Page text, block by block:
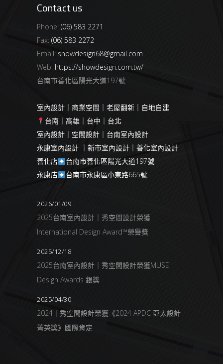
Contact us
Phone: (06) 583 2271
Fax: (06) 583 2272
Email: showdesign68@gmail.com
Web: https://showdesign.com.tw/
台南市善化區陽光大道197號
室內設計｜商業空間｜老屋翻新｜自地自建
台南｜高雄｜台中｜台北
室內設計｜空間設計｜台南室內設計
永康室內設計 ｜新市室內設計｜善化室內設計
善化店
台南市善化區陽光大道197號
永康店
台南市永康區小東路665號
2026/01/09
2025台南室內設計｜秀空間設計榮獲
International Design Award™榮譽獎
2025/12/18
2025台南室內設計｜秀空間設計榮獲MUSE
Design Awards 銀獎
2025/04/30
2024｜秀空間設計榮獲《2024 APDC 亞太設計
菁英獎》國際肯定